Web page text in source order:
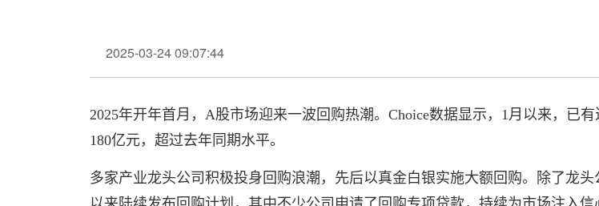
2025-03-24 09:07:44
2025年开年首月，A股市场迎来一波回购热潮。Choice数据显示，1月以来，已
180亿元，超过去年同期水平。
多家产业龙头公司积极投身回购浪潮，先后以真金白银实施大额回购。除了龙